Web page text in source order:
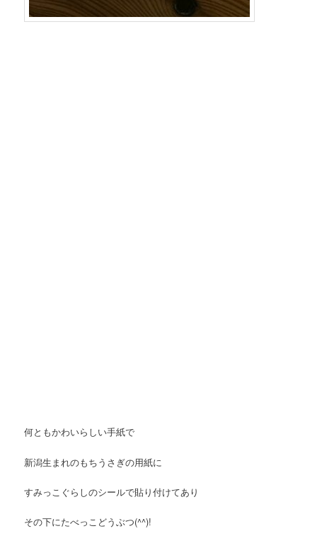
何ともかわいらしい手紙で
新潟生まれのもちうさぎの用紙に
すみっこぐらしのシールで貼り付けてあり
その下にたべっこどうぶつ(^^)!